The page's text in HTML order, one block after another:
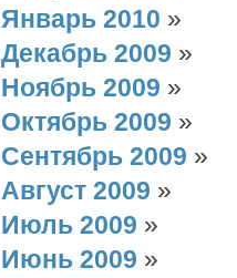
Январь 2010 »
Декабрь 2009 »
Ноябрь 2009 »
Октябрь 2009 »
Сентябрь 2009 »
Август 2009 »
Июль 2009 »
Июнь 2009 »